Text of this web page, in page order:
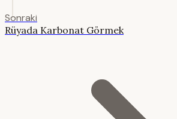
Sonraki
Rüyada Karbonat Görmek